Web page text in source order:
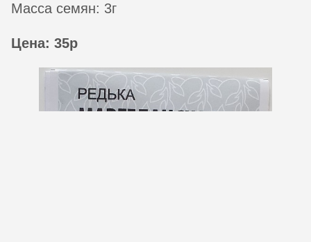
Масса семян: 3г
Цена: 35р